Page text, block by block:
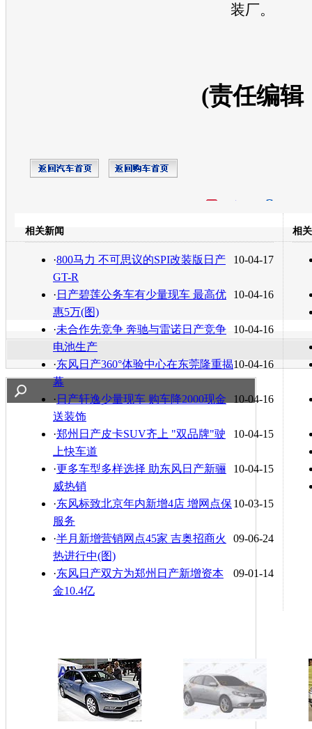
装厂。
(责任编辑
转发至：
相关新闻
10-04-17
·800马力 不可思议的SPI改装版日产
GT-R
10-04-16
· 日产碧莲公务车有少量现车 最高优
惠5万(图)
10-04-16
·未合作先竞争 奔驰与雷诺日产竞争
电池生产
10-04-16
·东风日产360°体验中心在东莞隆重揭
幕
10-04-16
· 日产轩逸少量现车 购车降2000现金
送装饰
10-04-15
·郑州日产皮卡SUV齐上 "双品牌"驶
上快车道
10-04-15
·更多车型多样选择 助东风日产新骊
威热销
10-03-15
·东风标致北京年内新增4店 增网点保
服务
09-06-24
·半月新增营销网点45家 吉奥招商火
热进行中(图)
09-01-14
·东风日产双方为郑州日产新增资本
金10.4亿
相